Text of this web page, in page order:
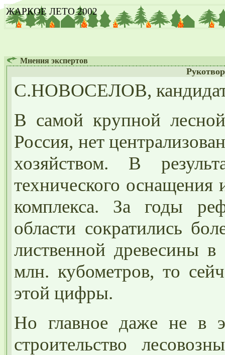
ЖАРКОЕ ЛЕТО 2002
Мнения экспертов
С.НОВОСЕЛОВ, кандидат
В самой крупной
Россия, нет
хозяйством. В
технического оснащения
комплекса. За годы
области сократились
лиственной древесины
млн. кубометров, то
этой цифры.
Но главное даже не в
строительство